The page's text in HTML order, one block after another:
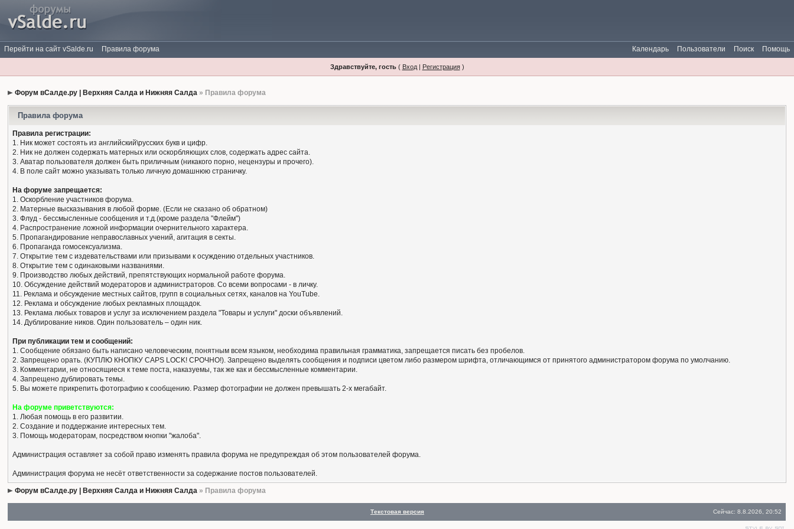
Перейти на сайт vSalde.ru Правила форума Помощь
Поиск
Пользователи
Календарь
Здравствуйте, гость( Вход| Регистрация)
Форум вСалде.ру | Верхняя Салда и Нижняя Салда » Правила форума
Правила форума
Правила регистрации:
1. Ник может состоять из английский\русских букв и цифр.
2. Ник не должен содержать матерных или оскорбляющих слов, содержать адрес сайта.
3. Аватар пользователя должен быть приличным (никакого порно, нецензуры и прочего).
4. В поле сайт можно указывать только личную домашнюю страничку.
На форуме запрещается:
1. Оскорбление участников форума.
2. Матерные высказывания в любой форме. (Если не сказано об обратном)
3. Флуд - бессмысленные сообщения и т.д.(кроме раздела "Флейм")
4. Распространение ложной информации очернительного характера.
5. Пропагандирование неправославных учений, агитация в секты.
6. Пропаганда гомосексуализма.
7. Открытие тем с издевательствами или призывами к осуждению отдельных участников.
8. Открытие тем с одинаковыми названиями.
9. Производство любых действий, препятствующих нормальной работе форума.
10. Обсуждение действий модераторов и администраторов. Со всеми вопросами - в личку.
11. Реклама и обсуждение местных сайтов, групп в социальных сетях, каналов на YouTube.
12. Реклама и обсуждение любых рекламных площадок.
13. Реклама любых товаров и услуг за исключением раздела "Товары и услуги" доски объявлений.
14. Дублирование ников. Один пользователь – один ник.
При публикации тем и сообщений:
1. Сообщение обязано быть написано человеческим, понятным всем языком, необходима правильная грамматика, запрещается писать без пробелов.
2. Запрещено орать. (КУПЛЮ КНОПКУ CAPS LOCK! СРОЧНО!). Запрещено выделять сообщения и подписи цветом либо размером шрифта, отличающимся от принятого администратором форума по умолчанию.
3. Комментарии, не относящиеся к теме поста, наказуемы, так же как и бессмысленные комментарии.
4. Запрещено дублировать темы.
5. Вы можете прикрепить фотографию к сообщению. Размер фотографии не должен превышать 2-х мегабайт.
На форуме приветствуются:
1. Любая помощь в его развитии.
2. Создание и поддержание интересных тем.
3. Помощь модераторам, посредством кнопки "жалоба".
Администрация оставляет за собой право изменять правила форума не предупреждая об этом пользователей форума.
Администрация форума не несёт ответственности за содержание постов пользователей.
Форум вСалде.ру | Верхняя Салда и Нижняя Салда » Правила форума
Текстовая версия Сейчас: 8.8.2026, 20:52